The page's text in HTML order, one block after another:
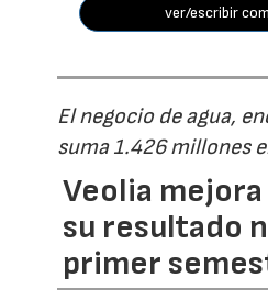
ver/escribir
El negocio de agua,
suma 1.426 millones
Veolia
su resultado
primer